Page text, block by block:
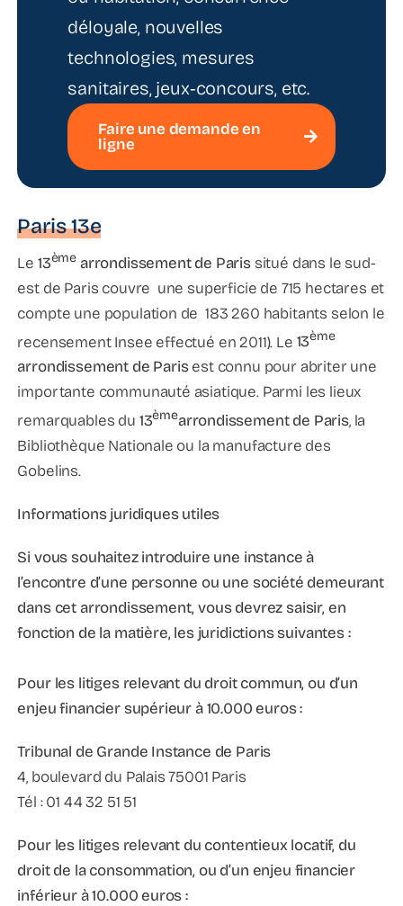
déloyale, nouvelles
technologies, mesures
sanitaires, jeux‑concours, etc.
Faire une demande en
ligne
Paris 13e
Le 13ème arrondissement de Parissitué dans le sud-
est de Paris couvre une superficie de 715 hectares et
compte une population de 183 260 habitants selon le
recensement Insee effectué en 2011). Le 13ème
arrondissement de Parisest connu pour abriter une
importante communauté asiatique. Parmi les lieux
remarquables du 13èmearrondissement de Paris, la
Bibliothèque Nationale ou la manufacture des
Gobelins.
Informations juridiques utiles
Si vous souhaitez introduire une instance à
l’encontre d’une personne ou une société demeurant
dans cet arrondissement, vous devrez saisir, en
fonction de la matière, les juridictions suivantes :
Pour les litiges relevant du droit commun, ou d’un
enjeu financier supérieur à 10.000 euros :
Tribunal de Grande Instance de Paris
4, boulevard du Palais 75001 Paris
Tél : 01 44 32 51 51
Pour les litiges relevant du contentieux locatif, du
droit de la consommation, ou d’un enjeu financier
inférieur à 10.000 euros :